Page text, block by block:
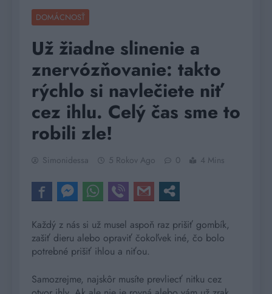
DOMÁCNOSŤ
Už žiadne slinenie a
znervózňovanie: takto
rýchlo si navlečiete niť
cez ihlu. Celý čas sme to
robili zle!
Simonidessa 5 Rokov Ago 0 4 Mins
Každý z nás si už musel aspoň raz prišiť gombík,
zašiť dieru alebo opraviť čokoľvek iné, čo bolo
potrebné prišiť ihlou a niťou.
Samozrejme, najskôr musíte prevliecť nitku cez